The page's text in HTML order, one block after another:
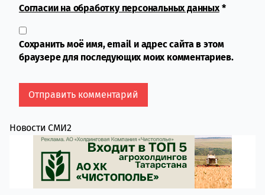
Согласии на обработку персональных данных*
Сохранить моё имя, email и адрес сайта в этом
браузере для последующих моих комментариев.
Новости СМИ2